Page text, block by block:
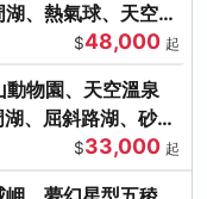
、熱氣球、天空溫
$48,000 起
動物園、天空溫泉
、屈斜路湖、砂湯
$33,000 起